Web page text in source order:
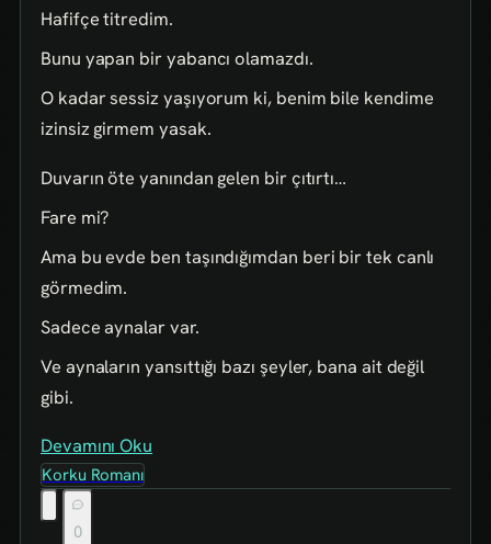
Hafifçe titredim.
Bunu yapan bir yabancı olamazdı.
O kadar sessiz yaşıyorum ki, benim bile kendime
izinsiz girmem yasak.
Duvarın öte yanından gelen bir çıtırtı…
Fare mi?
Ama bu evde ben taşındığımdan beri bir tek canlı
görmedim.
Sadece aynalar var.
Ve aynaların yansıttığı bazı şeyler, bana ait değil
gibi.
Devamını Oku
Korku Romanı
0